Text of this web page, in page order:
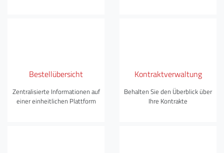
Bestellübersicht
Zentralisierte Informationen auf
einer einheitlichen Plattform
Kontraktverwaltung
Behalten Sie den Überblick über
Ihre Kontrakte